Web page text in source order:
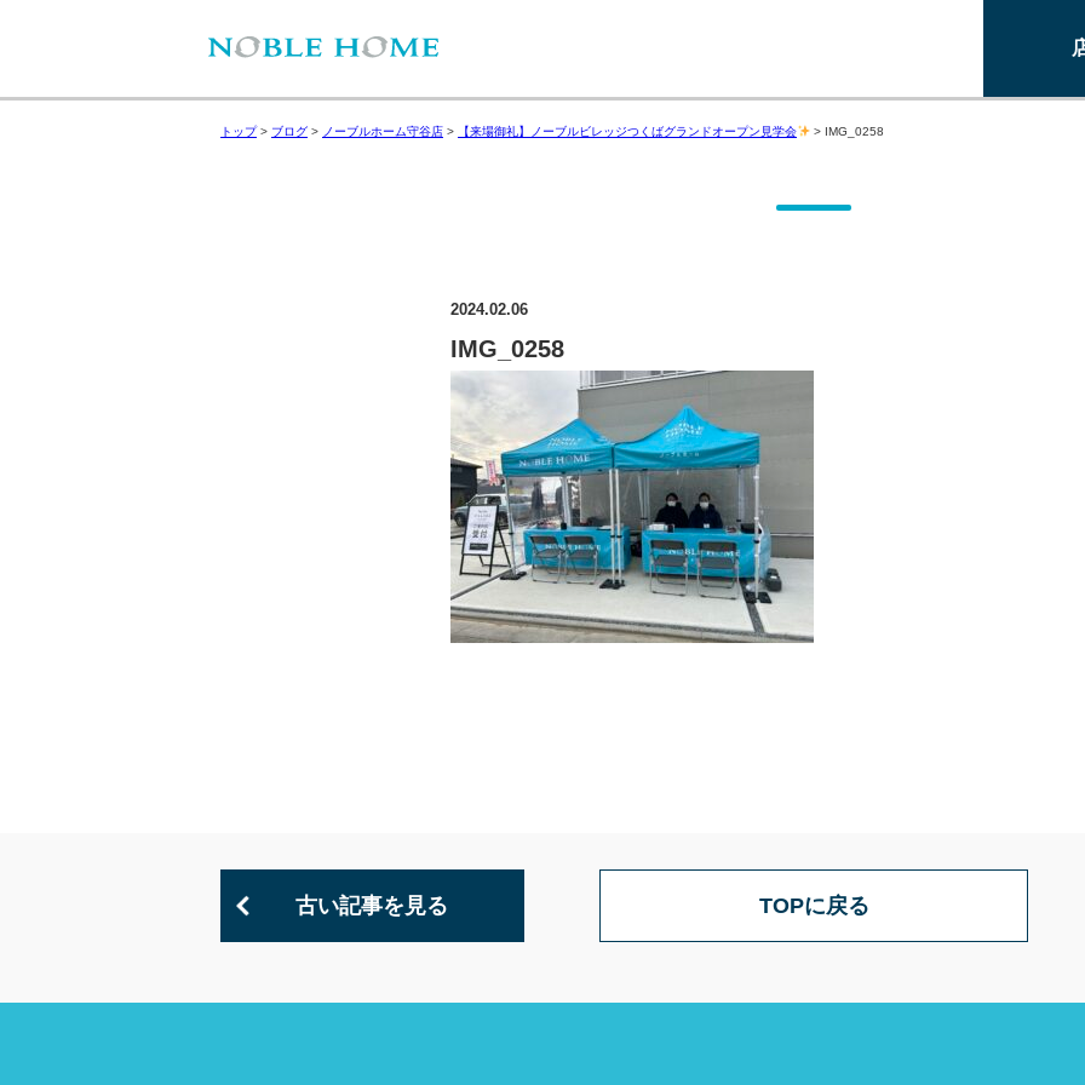
トップ> ブログ > ノーブルホーム守谷店 > 【来場御礼】ノーブルビレッジつくばグランドオープン見学会 > IMG_0258
2024.02.06
IMG_0258
古い記事を見る TOPに戻る